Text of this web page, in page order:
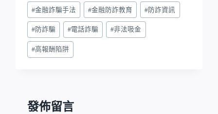
#金融詐騙手法 #金融防詐教育 #防詐資訊
#防詐騙 #電話詐騙 #非法吸金
#高報酬陷阱
發佈留言